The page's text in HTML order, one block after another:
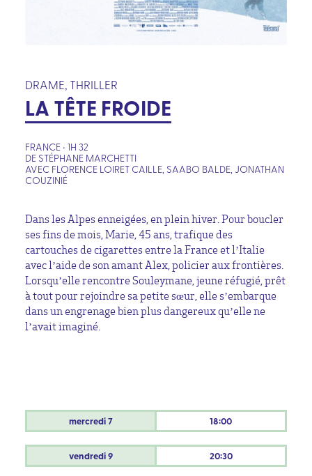
DRAME, THRILLER
LA TÊTE FROIDE
FRANCE • 1H 32
DE STÉPHANE MARCHETTI
AVEC FLORENCE LOIRET CAILLE, SAABO BALDE, JONATHAN
COUZINIÉ
Dans les Alpes enneigées, en plein hiver. Pour boucler
ses fins de mois, Marie, 45 ans, trafique des
cartouches de cigarettes entre la France et l’Italie
avec l’aide de son amant Alex, policier aux frontières.
Lorsqu’elle rencontre Souleymane, jeune réfugié, prêt
à tout pour rejoindre sa petite sœur, elle s’embarque
dans un engrenage bien plus dangereux qu’elle ne
l’avait imaginé.
mercredi7 18:00
vendredi9 20:30